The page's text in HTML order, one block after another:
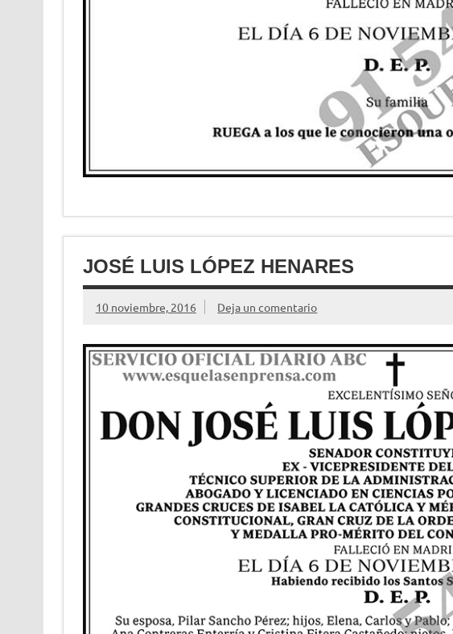
JOSÉ LUIS LÓPEZ HENARES
10 noviembre, 2016 Deja un comentario